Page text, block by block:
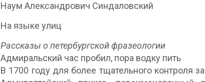
Наум Александрович Синдаловский
На языке улиц
Рассказы о петербургской фразеологии
Адмиральский час пробил, пора водку пить
В 1700 году для более тщательного контроля